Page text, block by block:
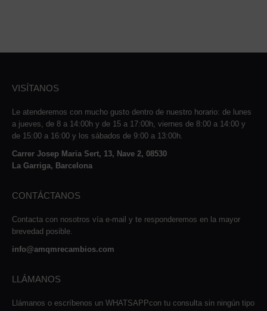
VISÍTANOS
Le atenderemos con mucho gusto dentro de nuestro horario: de lunes
a jueves, de 8 a 14:00h y de 15 a 17:00h, viernes de 8:00 a 14:00 y
de 15:00 a 16:00 y los sábados de 9:00 a 13:00h.
Carrer Josep Maria Sert, 13, Nave 2, 08530
La Garriga, Barcelona
CONTÁCTANOS
Contacta con nosotros vía e-mail y te responderemos en la mayor
brevedad posible.
info@amqmrecambios.com
LLÁMANOS
Llámanos o escríbenos un WHATSAPPcon tu consulta sin ningún tipo